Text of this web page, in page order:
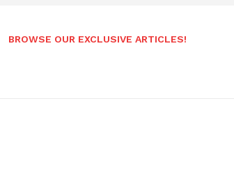
BROWSE OUR EXCLUSIVE ARTICLES!